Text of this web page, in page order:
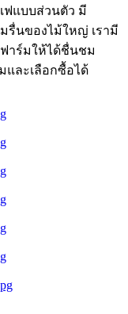
ฟแบบส่วนตัว มี
รื่นของไม้ใหญ่ เรามี
าร์มให้ได้ชื่นชม
และเลือกซื้อได้